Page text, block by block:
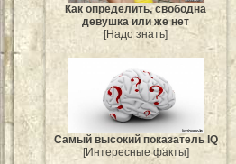
Как определить, свободна
девушка или же нет
[Надо знать]
Самый высокий показатель IQ
[Интересные факты]